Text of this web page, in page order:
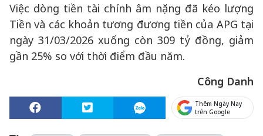
Việc dòng tiền tài chính âm nặng đã kéo lượng
Tiền và các khoản tương đương tiền của APG tại
ngày 31/03/2026 xuống còn 309 tỷ đồng, giảm
gần 25% so với thời điểm đầu năm.
Công Danh
Thêm Ngày Nay
trên Google